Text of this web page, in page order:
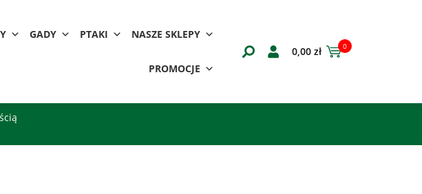
GADY PTAKI NASZE SKLEPY
PROMOCJE
0,00 zł 0